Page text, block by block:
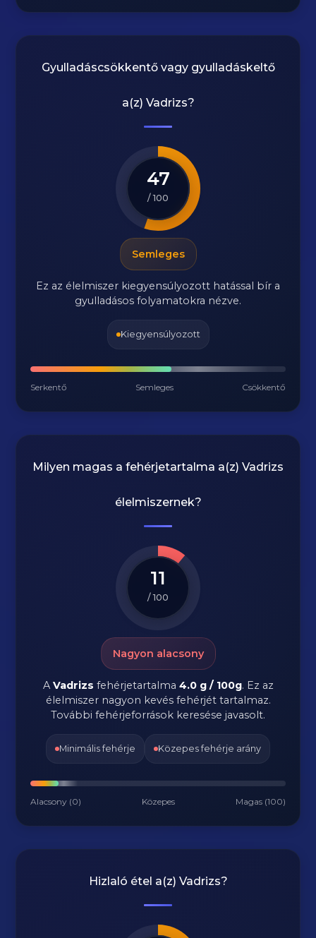
Gyulladáscsökkentő vagy gyulladáskeltő
a(z) Vadrizs?
47
/ 100
Semleges
Ez az élelmiszer kiegyensúlyozott hatással bír a
gyulladásos folyamatokra nézve.
Kiegyensúlyozott
Serkentő Semleges Csökkentő
Milyen magas a fehérjetartalma a(z) Vadrizs
élelmiszernek?
11
/ 100
Nagyon alacsony
A Vadrizs fehérjetartalma 4.0 g / 100g. Ez az
élelmiszer nagyon kevés fehérjét tartalmaz.
További fehérjeforrások keresése javasolt.
Minimális fehérje Közepes fehérje arány
Alacsony (0) Közepes Magas (100)
Hizlaló étel a(z) Vadrizs?